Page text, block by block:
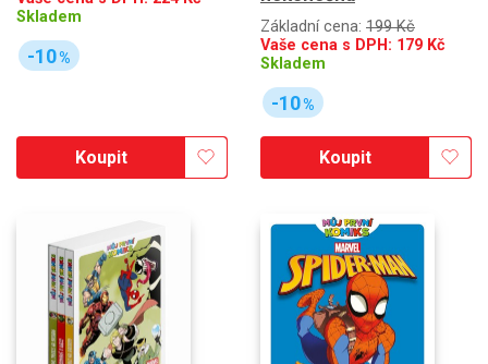
Skladem
-10%
Koupit
Základní cena: 199 Kč
Vaše cena s DPH: 179 Kč
Skladem
-10%
Koupit